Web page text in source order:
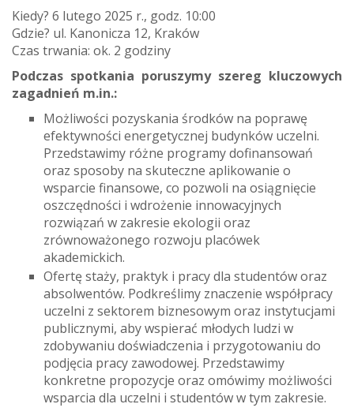
Kiedy? 6 lutego 2025 r., godz. 10:00
Gdzie? ul. Kanonicza 12, Kraków
Czas trwania: ok. 2 godziny
Podczas spotkania poruszymy szereg kluczowych
zagadnień m.in.:
Możliwości pozyskania środków na poprawę
efektywności energetycznej budynków uczelni.
Przedstawimy różne programy dofinansowań
oraz sposoby na skuteczne aplikowanie o
wsparcie finansowe, co pozwoli na osiągnięcie
oszczędności i wdrożenie innowacyjnych
rozwiązań w zakresie ekologii oraz
zrównoważonego rozwoju placówek
akademickich.
Ofertę staży, praktyk i pracy dla studentów oraz
absolwentów. Podkreślimy znaczenie współpracy
uczelni z sektorem biznesowym oraz instytucjami
publicznymi, aby wspierać młodych ludzi w
zdobywaniu doświadczenia i przygotowaniu do
podjęcia pracy zawodowej. Przedstawimy
konkretne propozycje oraz omówimy możliwości
wsparcia dla uczelni i studentów w tym zakresie.